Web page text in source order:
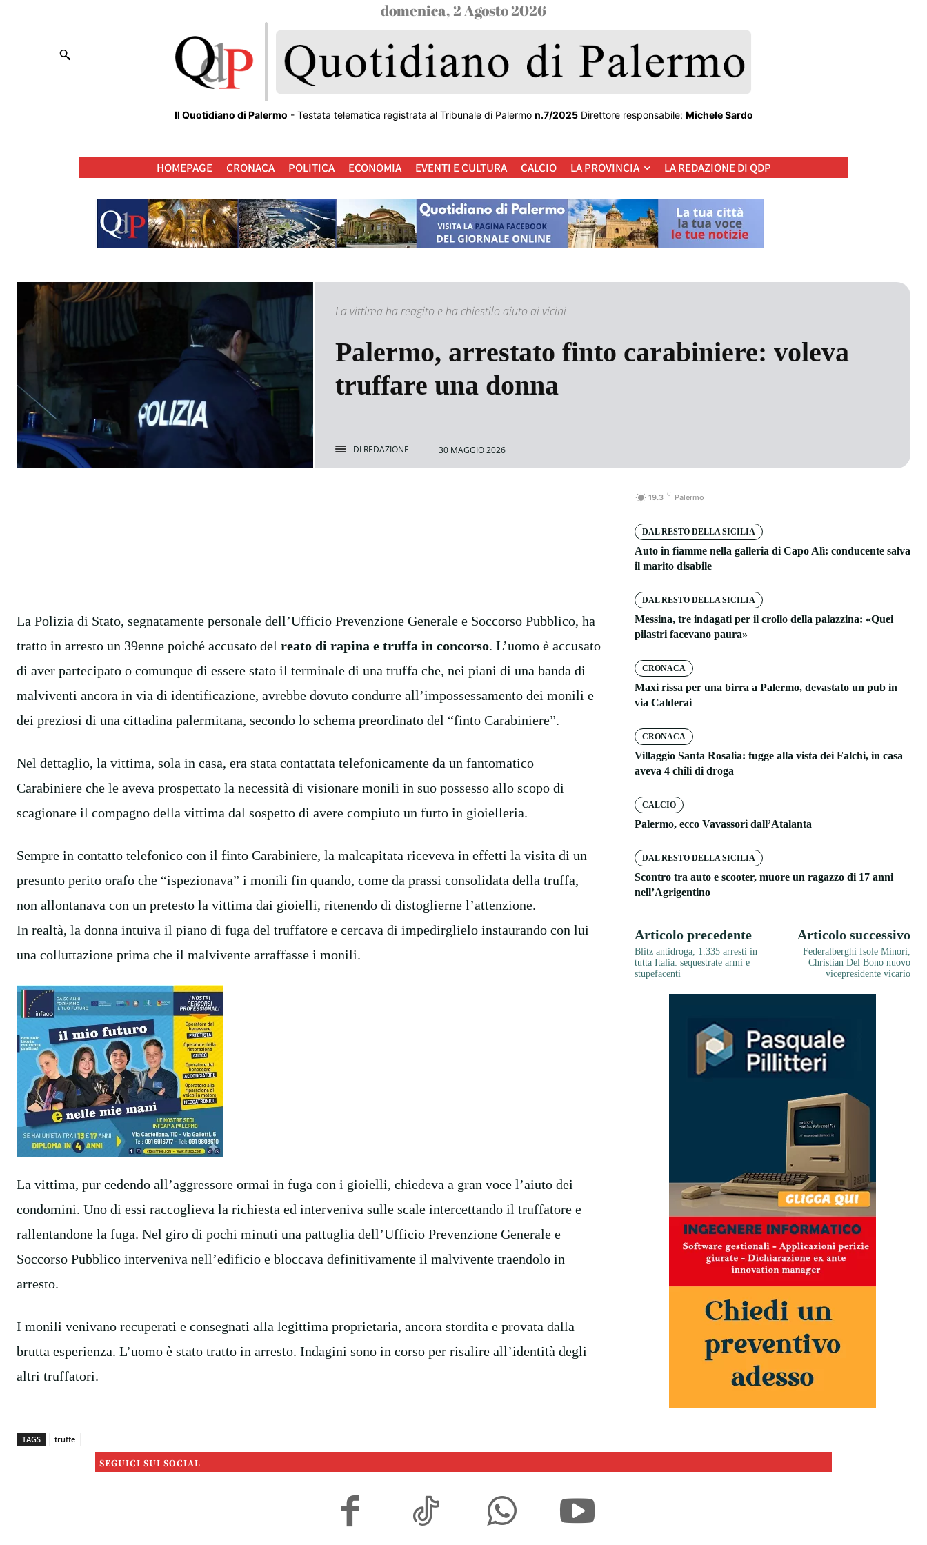
domenica, 2 Agosto 2026
Il Quotidiano di Palermo - Testata telematica registrata al Tribunale di Palermo n.7/2025Direttore responsabile: Michele Sardo
HOMEPAGE CRONACA POLITICA ECONOMIA EVENTI E CULTURA CALCIO LA PROVINCIA LA REDAZIONE DI QDP
La vittima ha reagito e ha chiestilo aiuto ai vicini
Palermo, arrestato finto carabiniere: voleva
truffare una donna
DI REDAZIONE 30 MAGGIO 2026
La Polizia di Stato, segnatamente personale dell’Ufficio Prevenzione Generale e Soccorso Pubblico, ha
tratto in arresto un 39enne poiché accusato del reato di rapina e truffa in concorso. L’uomo è accusato
di aver partecipato o comunque di essere stato il terminale di una truffa che, nei piani di una banda di
malviventi ancora in via di identificazione, avrebbe dovuto condurre all’impossessamento dei monili e
dei preziosi di una cittadina palermitana, secondo lo schema preordinato del “finto Carabiniere”.
Nel dettaglio, la vittima, sola in casa, era stata contattata telefonicamente da un fantomatico
Carabiniere che le aveva prospettato la necessità di visionare monili in suo possesso allo scopo di
scagionare il compagno della vittima dal sospetto di avere compiuto un furto in gioielleria.
Sempre in contatto telefonico con il finto Carabiniere, la malcapitata riceveva in effetti la visita di un
presunto perito orafo che “ispezionava” i monili fin quando, come da prassi consolidata della truffa,
non allontanava con un pretesto la vittima dai gioielli, ritenendo di distoglierne l’attenzione.
In realtà, la donna intuiva il piano di fuga del truffatore e cercava di impedirglielo instaurando con lui
una colluttazione prima che il malvivente arraffasse i monili.
La vittima, pur cedendo all’aggressore ormai in fuga con i gioielli, chiedeva a gran voce l’aiuto dei
condomini. Uno di essi raccoglieva la richiesta ed interveniva sulle scale intercettando il truffatore e
rallentandone la fuga. Nel giro di pochi minuti una pattuglia dell’Ufficio Prevenzione Generale e
Soccorso Pubblico interveniva nell’edificio e bloccava definitivamente il malvivente traendolo in
arresto.
I monili venivano recuperati e consegnati alla legittima proprietaria, ancora stordita e provata dalla
brutta esperienza. L’uomo è stato tratto in arresto. Indagini sono in corso per risalire all’identità degli
altri truffatori.
TAGS truffe
19.3 C Palermo
DAL RESTO DELLA SICILIA
Auto in fiamme nella galleria di Capo Alì: conducente salva
il marito disabile
DAL RESTO DELLA SICILIA
Messina, tre indagati per il crollo della palazzina: «Quei
pilastri facevano paura»
CRONACA
Maxi rissa per una birra a Palermo, devastato un pub in
via Calderai
CRONACA
Villaggio Santa Rosalia: fugge alla vista dei Falchi, in casa
aveva 4 chili di droga
CALCIO
Palermo, ecco Vavassori dall’Atalanta
DAL RESTO DELLA SICILIA
Scontro tra auto e scooter, muore un ragazzo di 17 anni
nell’Agrigentino
Articolo precedente
Blitz antidroga, 1.335 arresti in
tutta Italia: sequestrate armi e
stupefacenti
Articolo successivo
Federalberghi Isole Minori,
Christian Del Bono nuovo
vicepresidente vicario
SEGUICI SUI SOCIAL